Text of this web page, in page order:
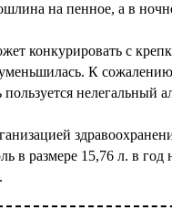
на пенное, а в
конкурировать с
К
нелегальный
в размере 15,76 л. в